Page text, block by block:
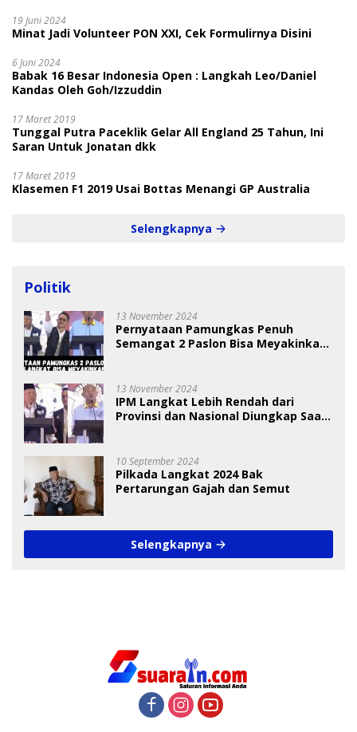
19 Juni 2024
Minat Jadi Volunteer PON XXI, Cek Formulirnya Disini
6 Juni 2024
Babak 16 Besar Indonesia Open : Langkah Leo/Daniel
Kandas Oleh Goh/Izzuddin
17 Maret 2019
Tunggal Putra Paceklik Gelar All England 25 Tahun, Ini
Saran Untuk Jonatan dkk
17 Maret 2019
Klasemen F1 2019 Usai Bottas Menangi GP Australia
Selengkapnya
Politik
13 November 2024
Pernyataan Pamungkas Penuh
Semangat 2 Paslon Bisa Meyakinkan
13 November 2024
IPM Langkat Lebih Rendah dari
Provinsi dan Nasional Diungkap Saat
10 September 2024
Pilkada Langkat 2024 Bak
Pertarungan Gajah dan Semut
Selengkapnya